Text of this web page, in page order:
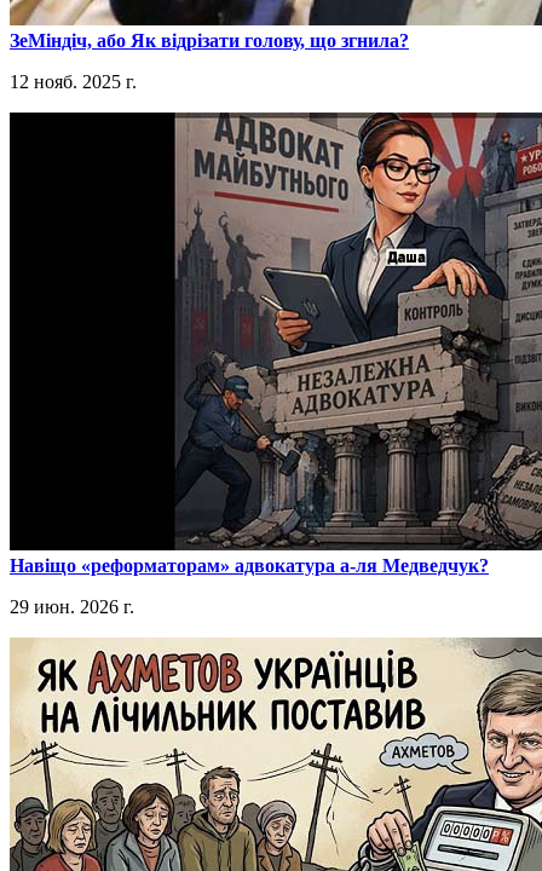
​ЗеМіндіч, або Як відрізати голову, що згнила?
12 нояб. 2025 г.
​Навіщо «реформаторам» адвокатура а-ля Медведчук?
29 июн. 2026 г.